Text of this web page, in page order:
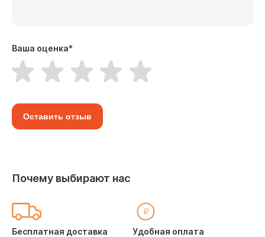
Ваша оценка*
Оставить отзыв
Почему выбирают нас
Бесплатная доставка Удобная оплата